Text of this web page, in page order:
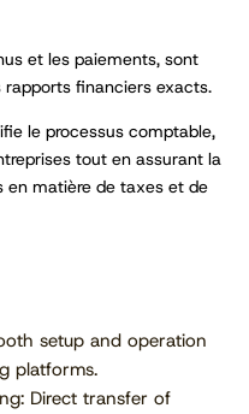
et les paiements, sont
rapports financiers exacts.
le processus comptable,
tout en assurant la
matière de taxes et de
setup and operation
platforms.
Direct transfer of